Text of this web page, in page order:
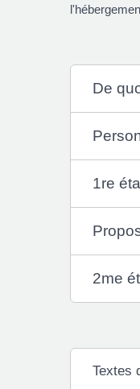
De
1re
2me
Textes